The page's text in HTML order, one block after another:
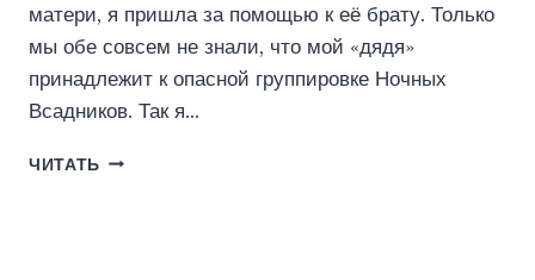
матери, я пришла за помощью к её брату. Только
мы обе совсем не знали, что мой «дядя»
принадлежит к опасной группировке Ночных
Всадников. Так я…
ЧИТАТЬ БАЙКЕРЫ.